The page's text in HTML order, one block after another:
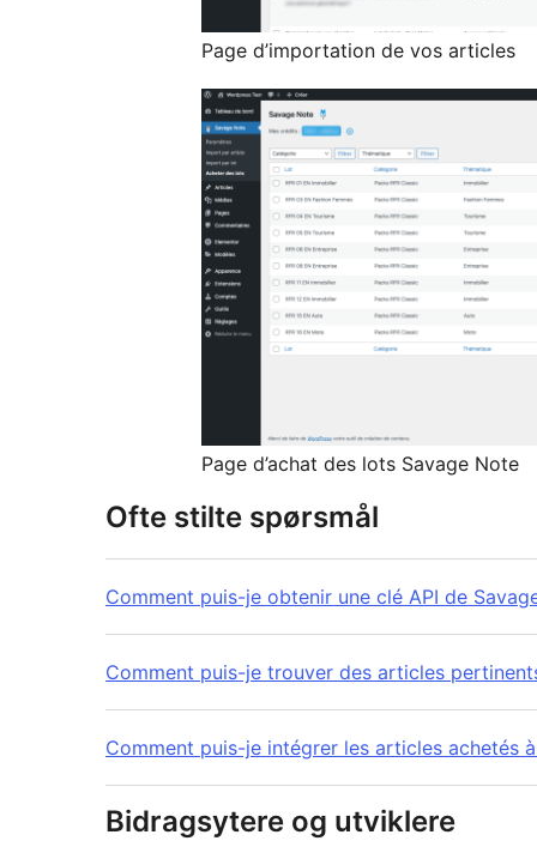
Page d’importation de vos articles
Page d’achat des lots Savage Note
Ofte stilte spørsmål
Comment puis-je obtenir une clé API de
Comment puis-je trouver des articles
Comment puis-je intégrer les articles achetés
Bidragsytere og utviklere